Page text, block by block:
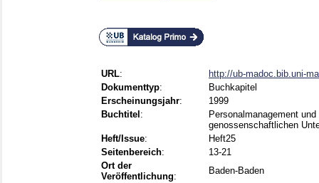
URL:
http://ub-madoc.bib.uni-
Dokumenttyp:
Buchkapitel
Erscheinungsjahr:
1999
Buchtitel :
Personalmanagement
genossenschaftlichen
Heft/Issue:
Heft25
Seitenbereich:
13-21
Ort der
Veröffentlichung:
Baden-Baden